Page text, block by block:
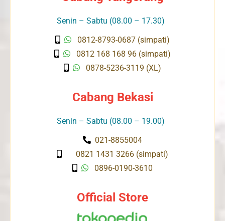
Senin – Sabtu (08.00 – 17.30)
0812-8793-0687 (simpati)
0812 168 168 96 (simpati)
0878-5236-3119 (XL)
Cabang Bekasi
Senin – Sabtu (08.00 – 19.00)
021-8855004
0821 1431 3266 (simpati)
0896-0190-3610
Official Store